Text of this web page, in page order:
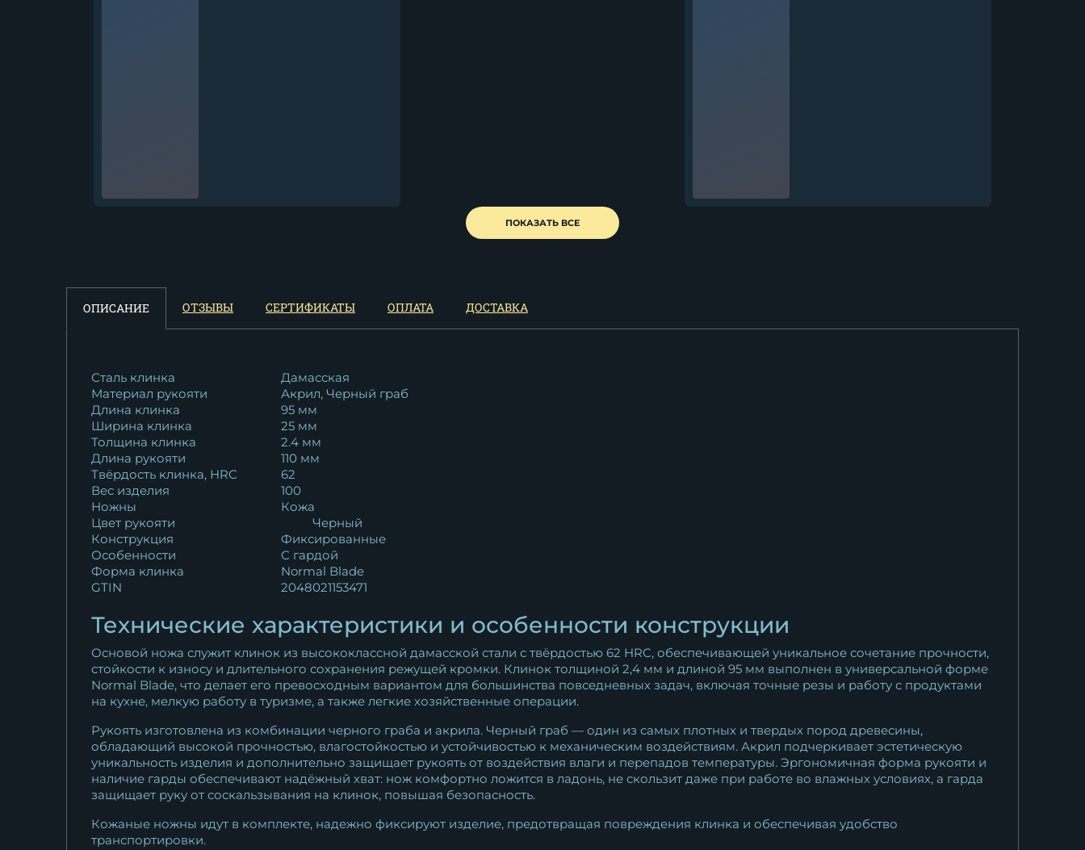
ПОКАЗАТЬ ВСЕ
ОПИСАНИЕ ОТЗЫВЫ СЕРТИФИКАТЫ ОПЛАТА ДОСТАВКА
Сталь клинка
Дамасская
Материал рукояти
Акрил, Черный граб
Длина клинка
95 мм
Ширина клинка
25 мм
Толщина клинка
2.4 мм
Длина рукояти
110 мм
Твёрдость клинка, HRC
62
Вес изделия
100
Ножны
Кожа
Цвет рукояти
Черный
Конструкция
Фиксированные
Особенности
С гардой
Форма клинка
Normal Blade
GTIN
2048021153471
Технические характеристики и особенности конструкции
Основой ножа служит клинок из высококлассной дамасской стали с твёрдостью 62 HRC, обеспечивающей уникальное сочетание прочности,
стойкости к износу и длительного сохранения режущей кромки. Клинок толщиной 2,4 мм и длиной 95 мм выполнен в универсальной форме
Normal Blade, что делает его превосходным вариантом для большинства повседневных задач, включая точные резы и работу с продуктами
на кухне, мелкую работу в туризме, а также легкие хозяйственные операции.
Рукоять изготовлена из комбинации черного граба и акрила. Черный граб — один из самых плотных и твердых пород древесины,
обладающий высокой прочностью, влагостойкостью и устойчивостью к механическим воздействиям. Акрил подчеркивает эстетическую
уникальность изделия и дополнительно защищает рукоять от воздействия влаги и перепадов температуры. Эргономичная форма рукояти и
наличие гарды обеспечивают надёжный хват: нож комфортно ложится в ладонь, не скользит даже при работе во влажных условиях, а гарда
защищает руку от соскальзывания на клинок, повышая безопасность.
Кожаные ножны идут в комплекте, надежно фиксируют изделие, предотвращая повреждения клинка и обеспечивая удобство
транспортировки.